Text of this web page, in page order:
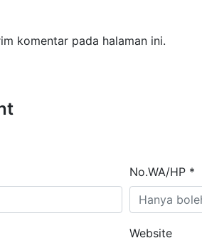
komentar pada halaman ini.
No.WA/HP *
Website